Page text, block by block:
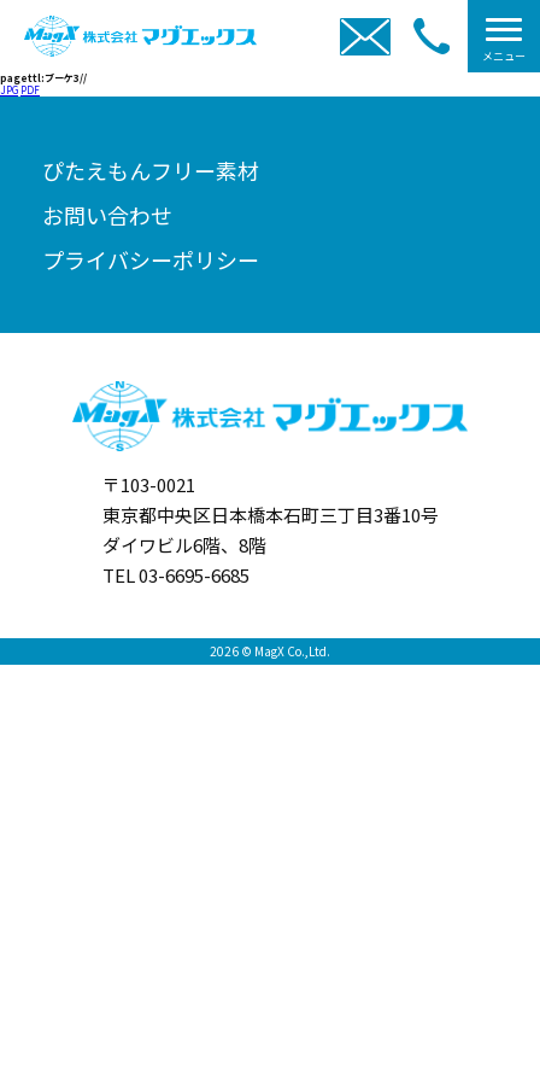
メニュー
pagettl:ブーケ3//
JPG PDF
ぴたえもんフリー素材
お問い合わせ
プライバシーポリシー
〒103-0021
東京都中央区日本橋本石町三丁目3番10号
ダイワビル6階、8階
TEL 03-6695-6685
2026 © MagX Co.,Ltd.